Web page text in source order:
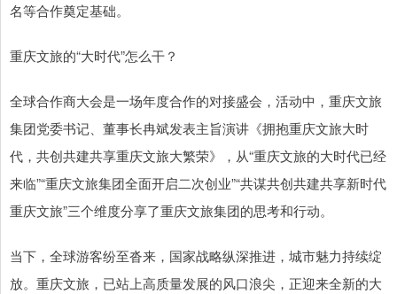
名等合作奠定基础。
重庆文旅的“大时代”怎么干？
全球合作商大会是一场年度合作的对接盛会，活动中，重庆文旅
集团党委书记、董事长冉斌发表主旨演讲《拥抱重庆文旅大时
代，共创共建共享重庆文旅大繁荣》，从“重庆文旅的大时代已经
来临”“重庆文旅集团全面开启二次创业”“共谋共创共建共享新时代
重庆文旅”三个维度分享了重庆文旅集团的思考和行动。
当下，全球游客纷至沓来，国家战略纵深推进，城市魅力持续绽
放。重庆文旅，已站上高质量发展的风口浪尖，正迎来全新的大